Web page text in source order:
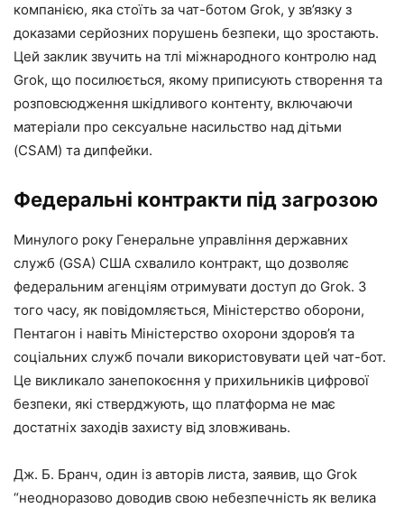
компанією, яка стоїть за чат-ботом Grok, у зв’язку з
доказами серйозних порушень безпеки, що зростають.
Цей заклик звучить на тлі міжнародного контролю над
Grok, що посилюється, якому приписують створення та
розповсюдження шкідливого контенту, включаючи
матеріали про сексуальне насильство над дітьми
(CSAM) та дипфейки.
Федеральні контракти під загрозою
Минулого року Генеральне управління державних
служб (GSA) США схвалило контракт, що дозволяє
федеральним агенціям отримувати доступ до Grok. З
того часу, як повідомляється, Міністерство оборони,
Пентагон і навіть Міністерство охорони здоров’я та
соціальних служб почали використовувати цей чат-бот.
Це викликало занепокоєння у прихильників цифрової
безпеки, які стверджують, що платформа не має
достатніх заходів захисту від зловживань.
Дж. Б. Бранч, один із авторів листа, заявив, що Grok
“неодноразово доводив свою небезпечність як велика